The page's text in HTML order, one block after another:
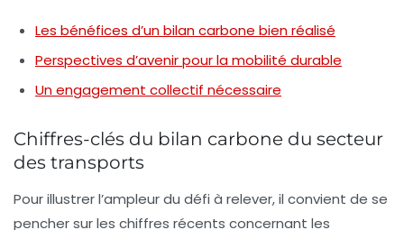
Les bénéfices d’un bilan carbone bien réalisé
Perspectives d’avenir pour la mobilité durable
Un engagement collectif nécessaire
Chiffres-clés du bilan carbone du secteur
des transports
Pour illustrer l’ampleur du défi à relever, il convient de se
pencher sur les chiffres récents concernant les